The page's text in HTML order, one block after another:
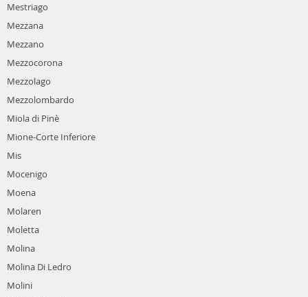
Mestriago
Mezzana
Mezzano
Mezzocorona
Mezzolago
Mezzolombardo
Miola di Pinè
Mione-Corte Inferiore
Mis
Mocenigo
Moena
Molaren
Moletta
Molina
Molina Di Ledro
Molini